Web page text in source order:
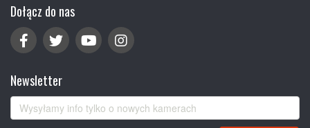
Dołącz do nas
Newsletter